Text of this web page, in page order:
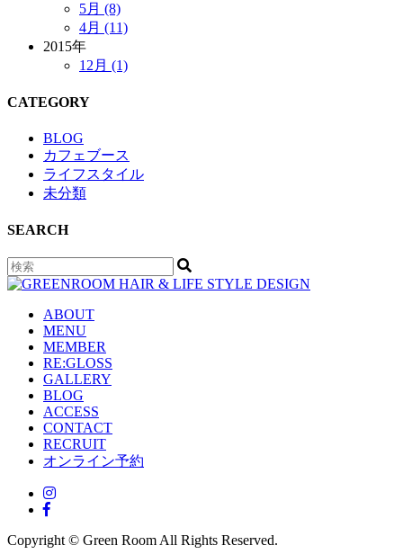
5月 (8)
4月 (11)
2015年
12月 (1)
CATEGORY
BLOG
カフェブース
ライフスタイル
未分類
SEARCH
ABOUT
MENU
MEMBER
RE:GLOSS
GALLERY
BLOG
ACCESS
CONTACT
RECRUIT
オンライン予約
Copyright © Green Room All Rights Reserved.